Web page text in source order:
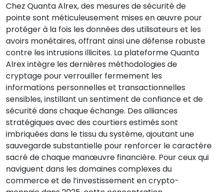
Chez Quanta Alrex, des mesures de sécurité de
pointe sont méticuleusement mises en œuvre pour
protéger à la fois les données des utilisateurs et les
avoirs monétaires, offrant ainsi une défense robuste
contre les intrusions illicites. La plateforme Quanta
Alrex intègre les dernières méthodologies de
cryptage pour verrouiller fermement les
informations personnelles et transactionnelles
sensibles, instillant un sentiment de confiance et de
sécurité dans chaque échange. Des alliances
stratégiques avec des courtiers estimés sont
imbriquées dans le tissu du système, ajoutant une
sauvegarde substantielle pour renforcer le caractère
sacré de chaque manœuvre financière. Pour ceux qui
naviguent dans les domaines complexes du
commerce et de l’investissement en crypto-